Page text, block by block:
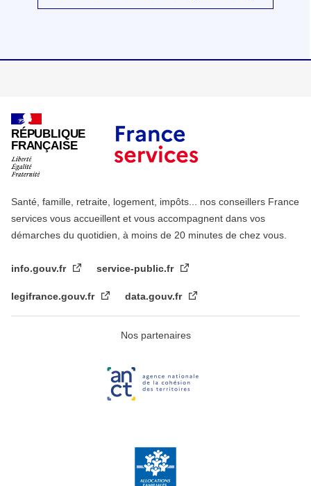
RÉPUBLIQUE
FRANÇAISE
Santé, famille, retraite, logement, impôts... nos conseillers France
services vous accueillent et vous accompagnent dans vos
démarches du quotidien, à moins de 20 minutes de chez vous.
info.gouv.fr service-public.fr
legifrance.gouv.fr data.gouv.fr
Nos partenaires